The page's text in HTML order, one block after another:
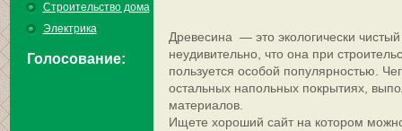
Строительство дома
Электрика
Голосование:
Древесина — это экологически
неудивительно, что она при
пользуется особой популярностью.
остальных напольных покрытиях,
материалов.
Ищете хороший сайт на котором